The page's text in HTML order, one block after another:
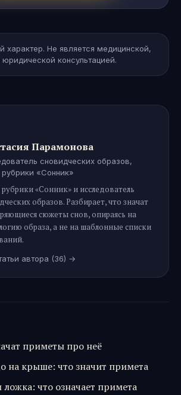
характер. Не является медицинской,
консультацией.
Парамонова
сновидческих образов,
рубрики «Сонник»
«Сонник» и исследователь
образов. Разбирает, что значат
сюжеты снов, опираясь на
образа, а не на шаблонные списки
автора (36) →
приметы про неё
на крыше: что значит примета
что означает примета